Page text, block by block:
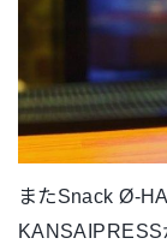
またSnack Ø-
KANSAIPRESS